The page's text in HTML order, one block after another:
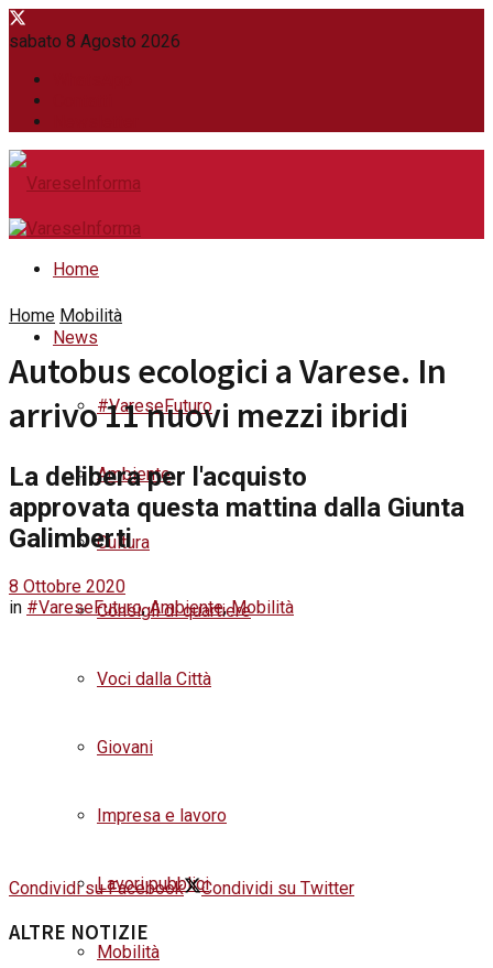
sabato 8 Agosto 2026
Home
News
#VareseFuturo
Ambiente
Cultura
Consigli di quartiere
Voci dalla Città
Giovani
Impresa e lavoro
Lavori pubblici
Mobilità
Home Mobilità
Autobus ecologici a Varese. In
arrivo 11 nuovi mezzi ibridi
La delibera per l'acquisto
approvata questa mattina dalla Giunta
Galimberti
8 Ottobre 2020
in #VareseFuturo,Ambiente,Mobilità
Condividi su Facebook Condividi su Twitter
ALTRE NOTIZIE